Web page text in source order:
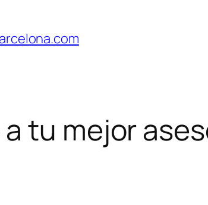
a tu mejor